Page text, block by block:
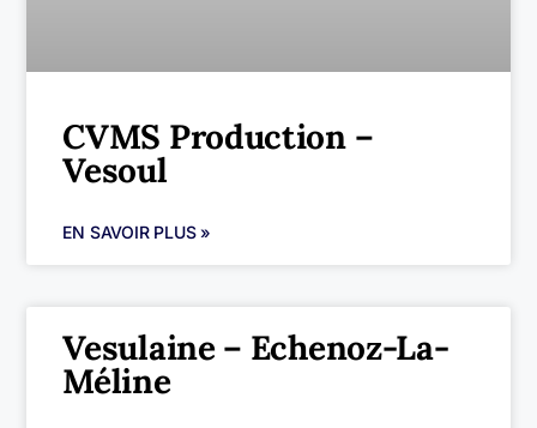
CVMS Production –
Vesoul
EN SAVOIR PLUS »
Vesulaine – Echenoz-La-
Méline